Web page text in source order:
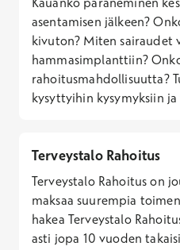
asentamisen jälkeen?
kivuton? Miten sairaudet
hammasimplanttiin?
rahoitusmahdollisuutta?
kysyttyihin kysymyksiin ja
Terveystalo Rahoitus
Terveystalo Rahoitus on
maksaa suurempia
hakea Terveystalo
asti jopa 10 vuoden